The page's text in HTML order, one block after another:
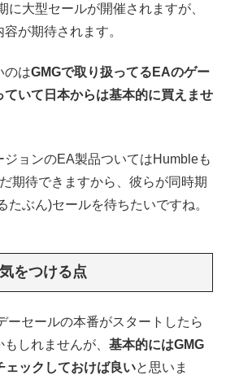
に大型セールが開催されますが、
が期待されます。
のはGMGで取り扱ってるEAのゲー
ていて日本からは基本的に買えませ
ジョンのEA製品ついてはHumbleも
期待できますから、彼らが同時期
たぶん)セールを待ちたいですね。
をつける点
ーセールの本番がスタートしたら
しれませんが、 基本的にはGMG
ェックしておけば良いと思いま